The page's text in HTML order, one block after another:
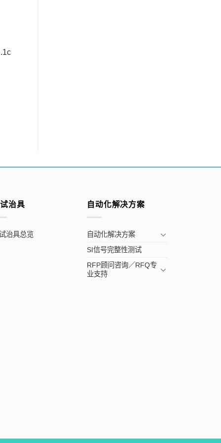
治具
治具总览
自动化解决方案
自动化解决方案
SI信号完整性测试
RFP顾问咨询／RFQ专
业支持